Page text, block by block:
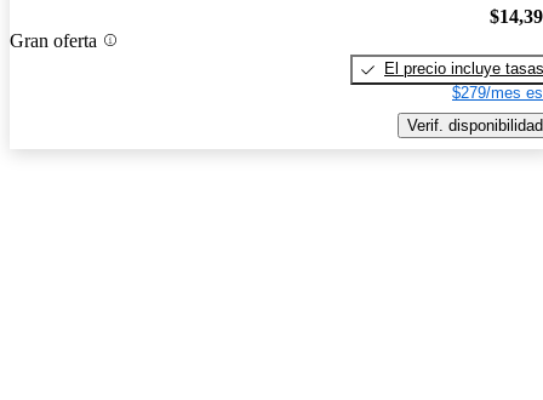
Gran oferta
El precio incluye tasas
$279/mes
Verif. disponibilidad